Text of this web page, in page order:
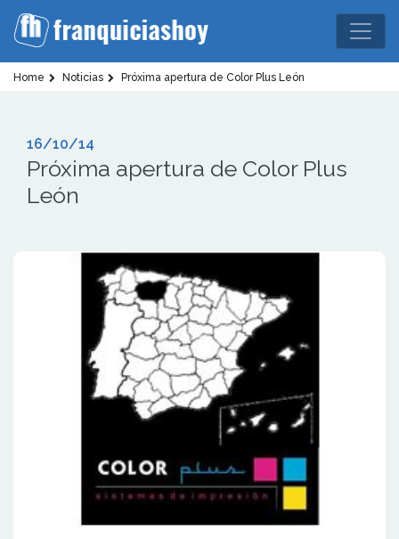
Home Noticias Próxima apertura de Color Plus León
16/10/14
Próxima apertura de Color Plus
León